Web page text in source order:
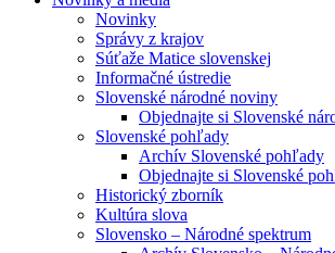
Novinky
Správy z krajov
Súťaže Matice slovenskej
Informačné ústredie
Slovenské národné noviny
Objednajte si Slovenské
Slovenské pohľady
Archív Slovenské pohľady
Objednajte si Slovenské
Historický zborník
Kultúra slova
Slovensko – Národné spektrum